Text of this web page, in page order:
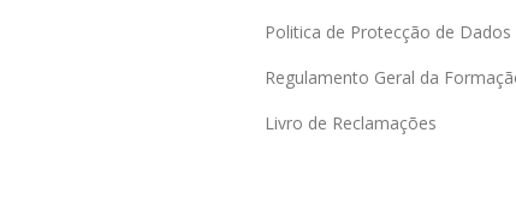
Politica de Protecção de Dados
Regulamento Geral da
Livro de Reclamações